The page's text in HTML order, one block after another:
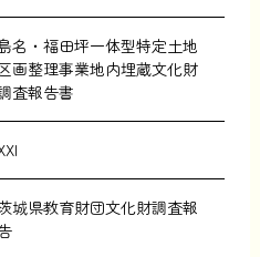
名・福田坪一体型特定土地
画整理事業地内埋蔵文化財
査報告書
城県教育財団文化財調査報